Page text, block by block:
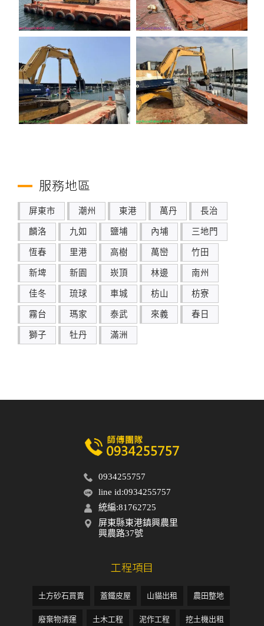
服務地區
屏東市 潮州 東港 萬丹 長治
麟洛 九如 鹽埔 內埔 三地門
恆春 里港 高樹 萬巒 竹田
新埤 新園 崁頂 林邊 南州
佳冬 琉球 車城 枋山 枋寮
霧台 瑪家 泰武 來義 春日
獅子 牡丹 滿洲
0934255757
line id:0934255757
統編:81762725
屏東縣東港鎮興農里
興農路37號
工程項目
土方砂石買賣 蓋鐵皮屋 山貓出租 農田整地
廢棄物清運 土木工程 泥作工程 挖土機出租